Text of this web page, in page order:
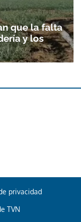
boletín.
que la falta
y los
privacidad
TVN